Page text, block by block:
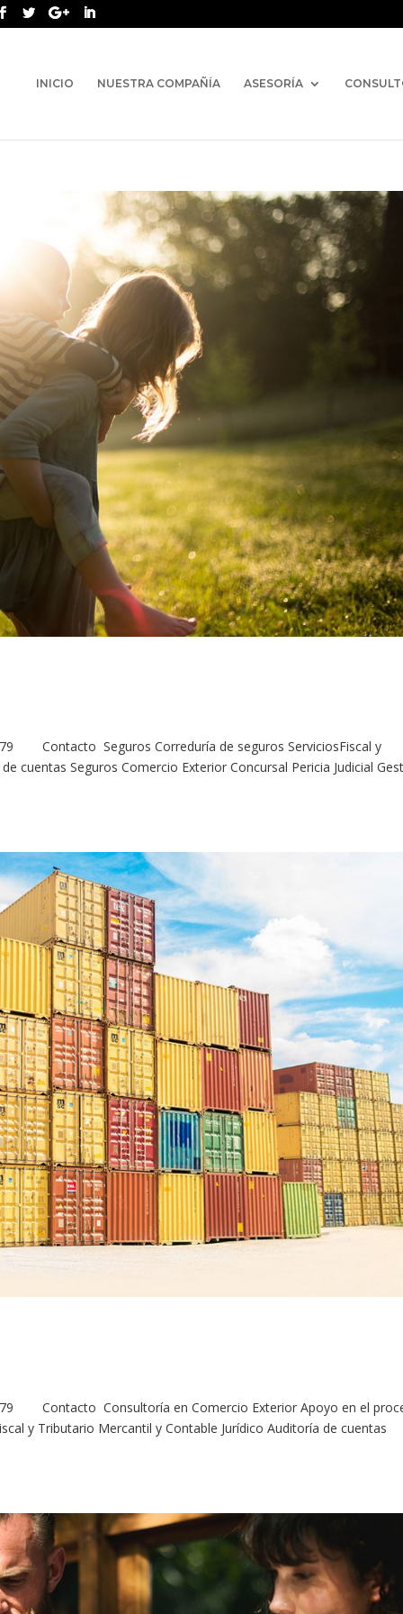
INICIO NUESTRA COMPAÑÍA ASESORÍA
Seguros Correduría de seguros ServiciosFiscal y
cuentas Seguros Comercio Exterior Concursal Pericia Judicial
Consultoría en Comercio Exterior Apoyo en el
y Tributario Mercantil y Contable Jurídico Auditoría de cuentas